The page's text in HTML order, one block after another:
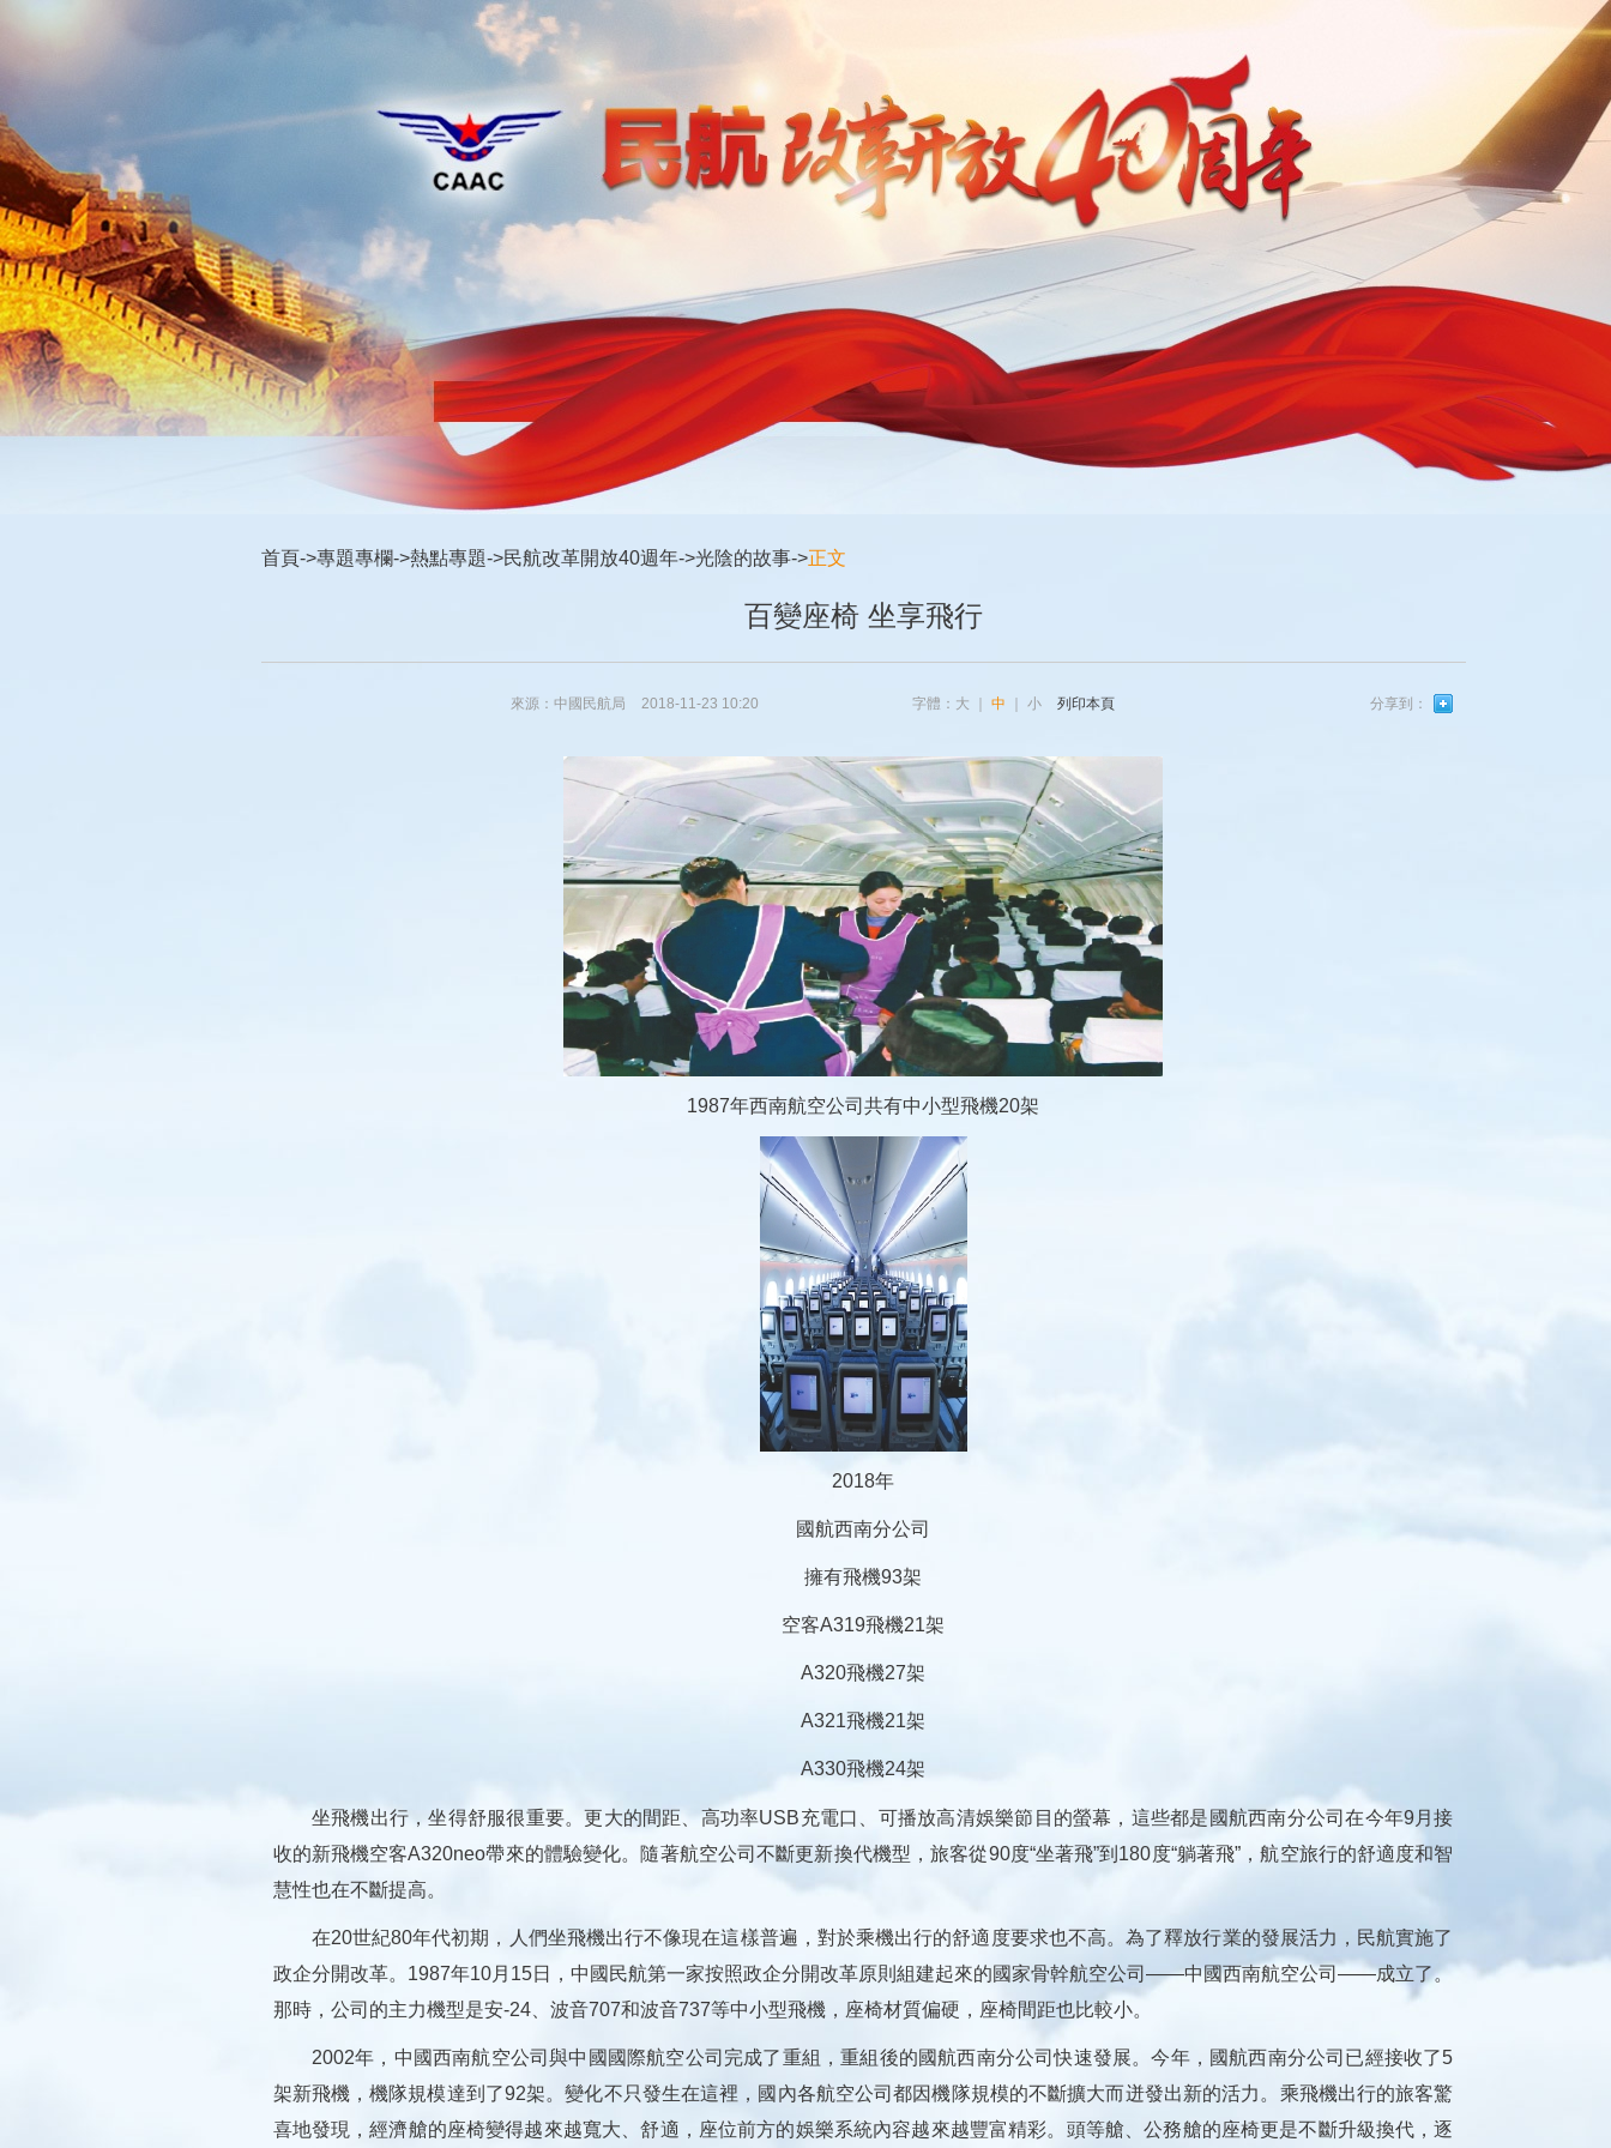
首頁->專題專欄->熱點專題->民航改革開放40週年->光陰的故事->正文
百變座椅 坐享飛行
來源：中國民航局 2018-11-23 10:20 字體： 大 中 小 列印本頁 分享到：
1987年西南航空公司共有中小型飛機20架
2018年
國航西南分公司
擁有飛機93架
空客A319飛機21架
A320飛機27架
A321飛機21架
A330飛機24架
坐飛機出行，坐得舒服很重要。更大的間距、高功率USB充電口、可播放高清娛樂節目的螢幕，這些都是國航西南分公司在今年9月接
收的新飛機空客A320neo帶來的體驗變化。隨著航空公司不斷更新換代機型，旅客從90度“坐著飛”到180度“躺著飛”，航空旅行的舒適度和智
慧性也在不斷提高。
在20世紀80年代初期，人們坐飛機出行不像現在這樣普遍，對於乘機出行的舒適度要求也不高。為了釋放行業的發展活力，民航實施了
政企分開改革。1987年10月15日，中國民航第一家按照政企分開改革原則組建起來的國家骨幹航空公司——中國西南航空公司——成立了。
那時，公司的主力機型是安-24、波音707和波音737等中小型飛機，座椅材質偏硬，座椅間距也比較小。
2002年，中國西南航空公司與中國國際航空公司完成了重組，重組後的國航西南分公司快速發展。今年，國航西南分公司已經接收了5
架新飛機，機隊規模達到了92架。變化不只發生在這裡，國內各航空公司都因機隊規模的不斷擴大而迸發出新的活力。乘飛機出行的旅客驚
喜地發現，經濟艙的座椅變得越來越寬大、舒適，座位前方的娛樂系統內容越來越豐富精彩。頭等艙、公務艙的座椅更是不斷升級換代，逐